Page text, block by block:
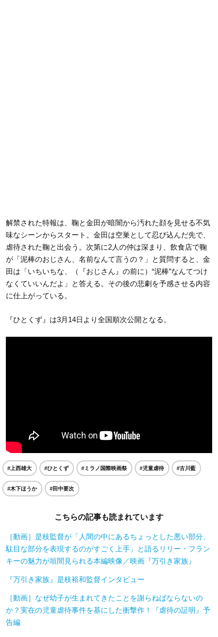
解禁された特報は、鞠と金田が暗闇から汚れた顔を見せる不気
味なシーンからスタート。金田は空巣として忍び込んだ先で、
虐待された鞠と出会う。次第に2人の仲は深まり、飲食店で鞠
が「泥棒のおじさん、名前なんて言うの？」と質問すると、金
田は「いちいちな、（『おじさん』の前に）“泥棒”なんてつけ
なくていいんだよ」と答える。その後の悲劇を予感させる内容
に仕上がっている。
『ひとくず』は3月14日より全国順次公開となる。
#上西雄大 #ひとくず #ミラノ国際映画祭 #児童虐待 #古川藍
#木下ほうか #田中要次
こちらの記事も読まれています
［動画］是枝監督が「人間の中にあるちょっとした悪い部分、
駄目な部分を表現するのがすごく上手」と語るリリー・フラン
キーの魅力が垣間見られる本編映像／映画『万引き家族』
『万引き家族』是枝裕和監督インタビュー
［動画］なぜ幼子が生まれてきたことを謝らねばならないの
か？実在の児童虐待事件を基にした衝撃作！『虐待の証明』予
告編